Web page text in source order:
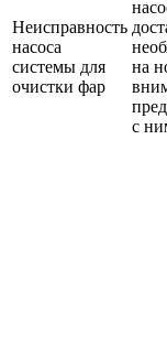
Неисправность
насоса
системы для
очистки фар
на
с